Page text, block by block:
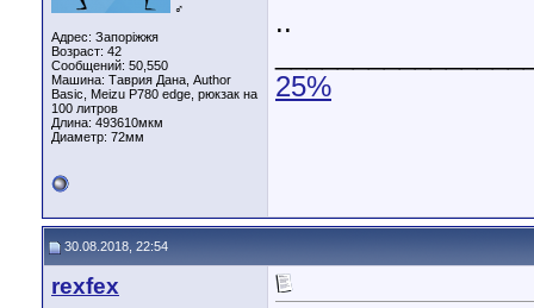
♂
Адрес: Запоріжжя
Возраст: 42
Сообщений: 50,550
Машина: Таврия Дана, Author
Basic, Meizu P780 edge, рюкзак на
100 литров
Длина: 493610мкм
Диаметр: 72мм
..
25%
30.08.2018, 22:54
rexfex